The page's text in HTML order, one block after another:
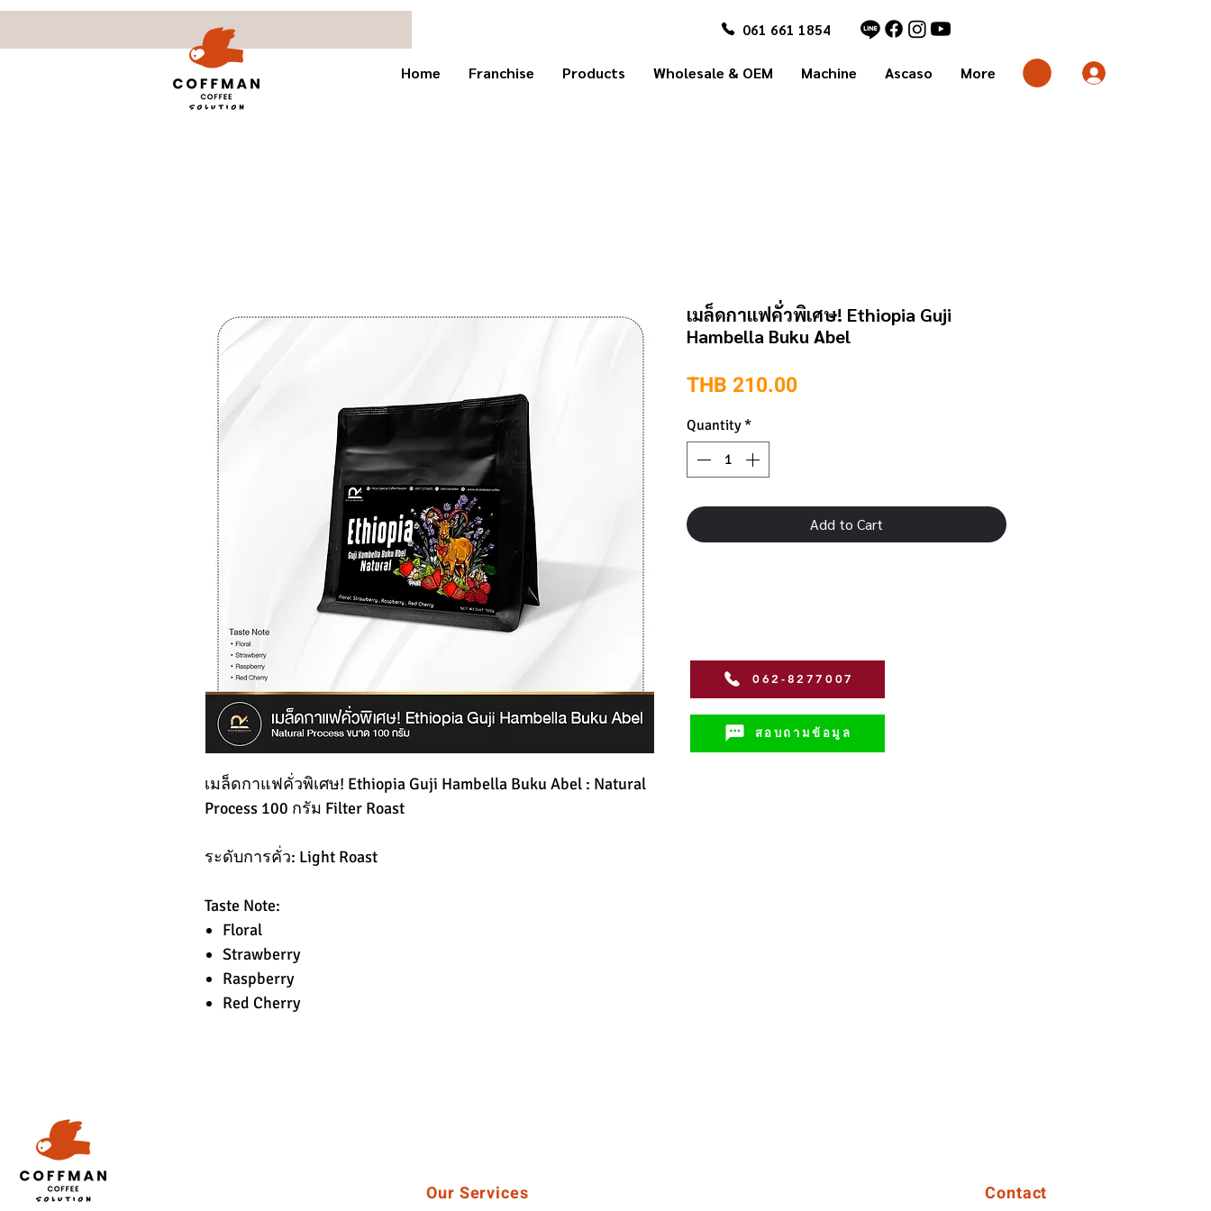
061 661 1854
Home Franchise Products Wholesale & OEM Machine Ascaso More
เมล็ดกาแฟคั่วพิเศษ! Ethiopia Guji Hambella Buku Abel : Natural
Process 100 กรัม Filter Roast
ระดับการคั่ว: Light Roast
Taste Note:
Floral
Strawberry
Raspberry
Red Cherry
เมล็ดกาแฟคั่วพิเศษ! Ethiopia Guji
Hambella Buku Abel
THB 210.00Price
Quantity *
Add to Cart
สอบถามข้อมูล
062-8277007
Our Services Contact